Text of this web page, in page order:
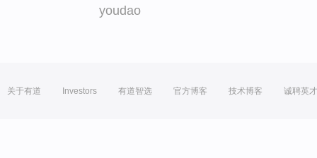
youdao
关于有道 Investors 有道智选 官方博客 技术博客 诚聘英才